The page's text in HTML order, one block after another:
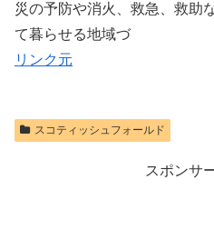
災の予防や消火、救急、救助
て暮らせる地域づ
リンク元
スコティッシュフォールド
スポンサ